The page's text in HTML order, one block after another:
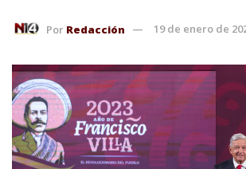
Por Redacción 19 de enero de